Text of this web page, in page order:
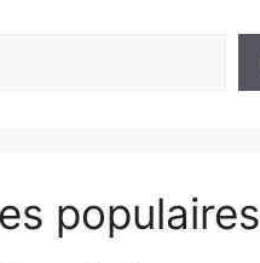
populaires